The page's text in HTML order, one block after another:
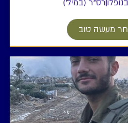
רס"ר (במיל')
מעשה טוב